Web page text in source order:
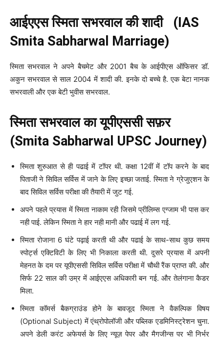
आईएएस स्मिता सभरवाल की शादी (IAS
Smita Sabharwal Marriage)
स्मिता सभरवाल ने अपने बैचमेट और 2001 बैच के आईपीएस ऑफिसर डॉ.
अकुन सभरवाल से साल 2004 में शादी की. इनके दो बच्चे है. एक बेटा नानक
सभरवाली और एक बेटी भुवीस सभरवाल.
स्मिता सभरवाल का यूपीएससी सफ़र
(Smita Sabharwal UPSC Journey)
स्मिता शुरुआत से ही पढाई में टॉपर थी. कक्षा 12वीं में टॉप करने के बाद
पिताजी ने सिविल सर्विस में जाने के लिए इच्छा जताई. स्मिता ने ग्रेजुएशन के
बाद सिविल सर्विस परीक्षा की तैयारी में जुट गई.
अपने पहले प्रयास में स्मिता नाकाम रही जिसमे प्रीलिम्स एग्जाम भी पास कर
नही पाई. लेकिन स्मिता ने हार नही मानी और पढाई में लग गई.
स्मिता रोजाना 6 घंटे पढ़ाई करती थी और पढाई के साथ-साथ कुछ समय
स्पोर्ट्स एक्टिविटी के लिए भी निकाला करती थी. दुसरे प्रयास में अपनी
मेहनत के दम पर यूपीएससी सिविल सर्विस परीक्षा में चौथी रैंक प्राप्त की. और
सिर्फ 22 साल की उम्र में आईएएस अधिकारी बन गई. और तेलंगाना कैडर
मिला.
स्मिता कॉमर्स बैकग्राउंड होने के बावजूद स्मिता ने वैकल्पिक विषय
(Optional Subject) में एंथ्रोपोलॉजी और पब्लिक एडमिनिस्ट्रेशन चुना.
अपने डेली करंट अफेयर्स के लिए न्यूज़ पेपर और मैगजीन्स पर भी निर्भर